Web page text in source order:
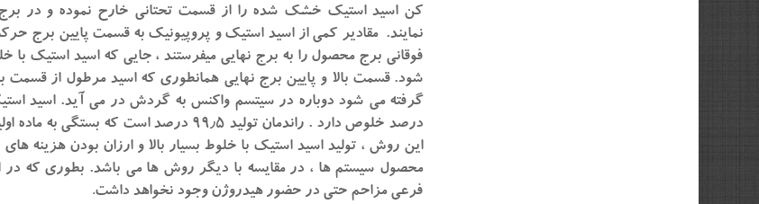
کن اسید استیک خشک شده را از قسمت تحتانی خارح نموده و در
نمایند. مقادیر کمی از اسید استیک و پروپیونیک به قسمت پایین برج
فوقانی برج محصول را به برج نهایی میفرستند ، جایی که اسید استیک با
شود. قسمت بالا و پایین برج نهایی همانطوری که اسید مرطول از
درصد خلوص دارد . راندمان تولید ۹۹٫۵ درصد است که
این روش ، تولید اسید استیک با خلوط بسیار بالا و ارزان بودن هزینه
محصول سیستم ها ، در مقایسه با دیگر روش ها می باشد. بطوری که
فرعی مزاحم حتی در حضور هیدروژن وجود نخواهد داشت.